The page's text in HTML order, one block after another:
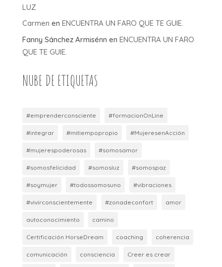
LUZ
Carmen en ENCUENTRA UN FARO QUE TE GUIE.
Fanny Sánchez Armisénn en ENCUENTRA UN FARO
QUE TE GUIE.
NUBE DE ETIQUETAS
#emprenderconsciente #formacionOnLine
#integrar #mitiempopropio #MujeresenAcción
#mujerespoderosas #somosamor
#somosfelicidad #somosluz #somospaz
#soymujer #todossomosuno #vibraciones
#vivirconscientemente #zonadeconfort amor
autoconocimiento camino
Certificación HorseDream coaching coherencia
comunicación consciencia Creer es crear